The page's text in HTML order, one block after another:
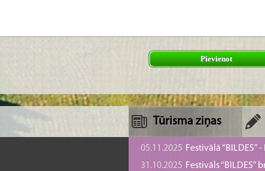
Pievienot
Tūrisma ziņas
05.11.2025 Festivālā “BILDES”
31.10.2025 Festivāls “BILDES”